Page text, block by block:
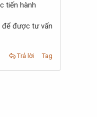
tiến hành
để được tư vấn
Trả lời Tag